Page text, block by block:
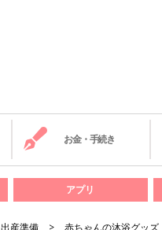
お金・手続き
アプリ
出産準備 赤ちゃんの沐浴グッズ